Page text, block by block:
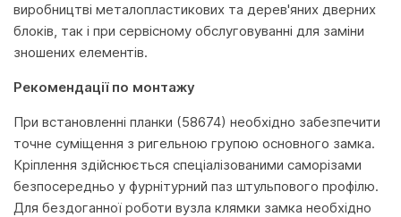
виробництві металопластикових та дерев'яних дверних
блоків, так і при сервісному обслуговуванні для заміни
зношених елементів.
Рекомендації по монтажу
При встановленні планки (58674) необхідно забезпечити
точне суміщення з ригельною групою основного замка.
Кріплення здійснюється спеціалізованими саморізами
безпосередньо у фурнітурний паз штульпового профілю.
Для бездоганної роботи вузла клямки замка необхідно